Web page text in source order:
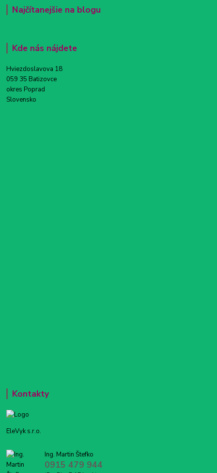
Najčítanejšie na blogu
Kde nás nájdete
Hviezdoslavova 18
059 35 Batizovce
okres Poprad
Slovensko
Kontakty
EleVyk s.r.o.
Ing. Martin Štefko
0915 479 944